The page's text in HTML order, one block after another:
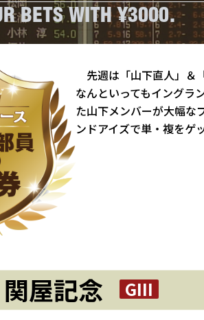
BETS WITH ¥3000.
先週は「山下直人」＆
なんといってもイングラ
た山下メンバーが大幅な
ンドアイズで単・複をゲ
関屋記念 GIII